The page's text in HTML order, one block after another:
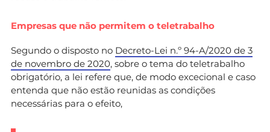
Empresas que não permitem o teletrabalho
Segundo o disposto no Decreto-Lei n.º 94-A/2020 de 3
de novembro de 2020, sobre o tema do teletrabalho
obrigatório, a lei refere que, de modo excecional e caso
entenda que não estão reunidas as condições
necessárias para o efeito,